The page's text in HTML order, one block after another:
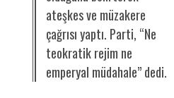
ateşkes ve müzakere
çağrısı yaptı. Parti, “Ne
teokratik rejim ne
emperyal müdahale” dedi.